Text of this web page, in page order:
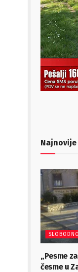
Najnovije
„Pesme
česme u